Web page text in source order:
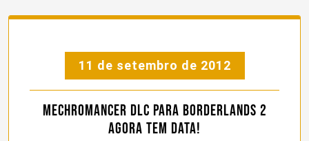
11 de setembro de 2012
Mechromancer DLC para Borderlands 2
agora tem data!